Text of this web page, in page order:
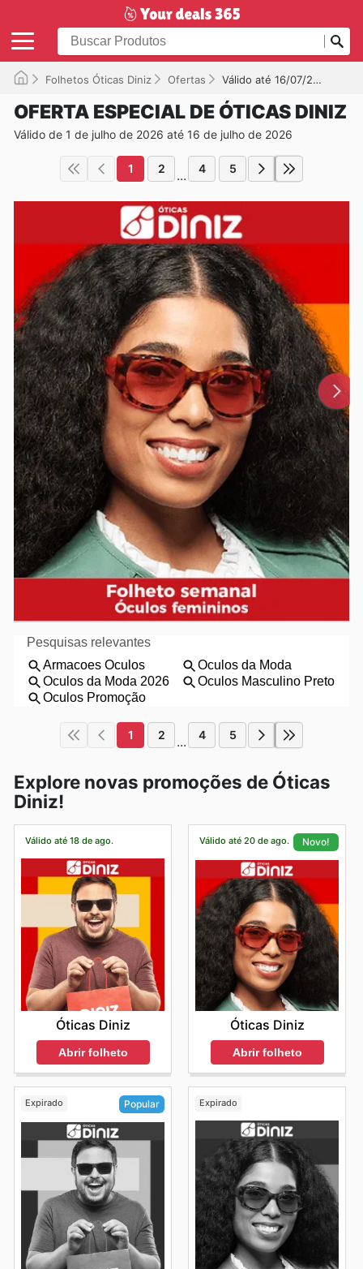
Folhetos Óticas Diniz Ofertas Válido até 16/07/2026
OFERTA ESPECIAL DE ÓTICAS DINIZ
Válido de 1 de julho de 2026 até 16 de julho de 2026
1 2 ... 4 5
1 2 ... 4 5
Explore novas promoções de Óticas
Diniz!
Válido até 18 de ago.
Óticas Diniz
Abrir folheto
Válido até 20 de ago. Novo!
Óticas Diniz
Abrir folheto
Expirado Popular Expirado